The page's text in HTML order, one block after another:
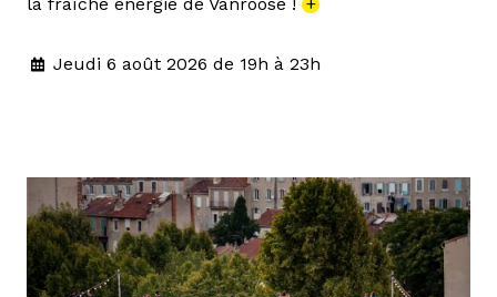
Jeudi 6 août 2026 de 19h à 23h